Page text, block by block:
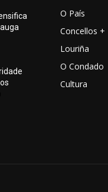
O País
Concellos +
Louriña
O Condado
Cultura